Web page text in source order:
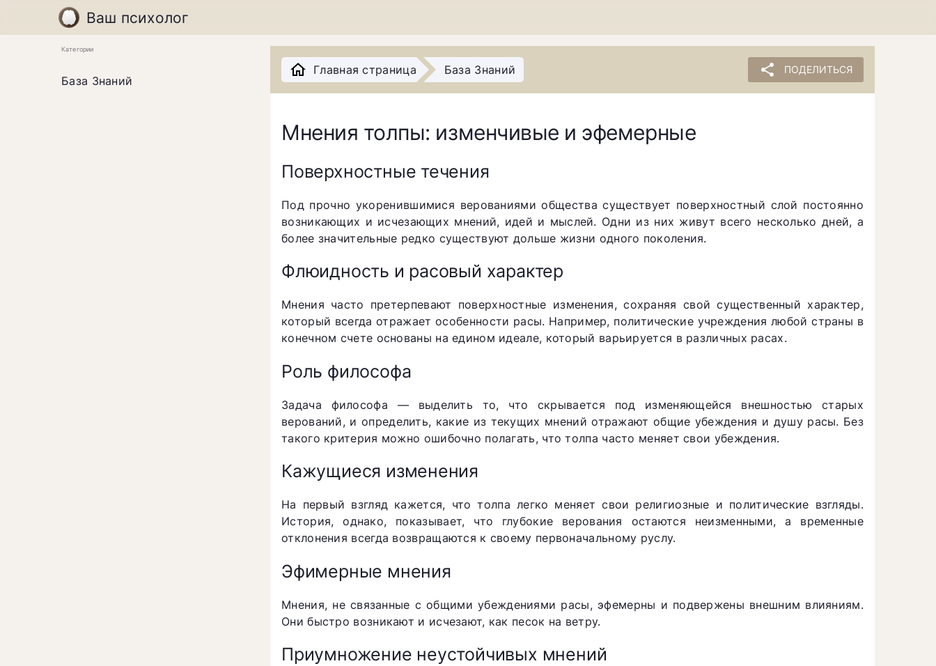
Ваш психолог
Категории
База Знаний
Главная страница База Знаний share ПОДЕЛИТЬСЯ
Мнения толпы: изменчивые и эфемерные
Поверхностные течения
Под прочно укоренившимися верованиями общества существует поверхностный слой постоянно
возникающих и исчезающих мнений, идей и мыслей. Одни из них живут всего несколько дней, а
более значительные редко существуют дольше жизни одного поколения.
Флюидность и расовый характер
Мнения часто претерпевают поверхностные изменения, сохраняя свой существенный характер,
который всегда отражает особенности расы. Например, политические учреждения любой страны в
конечном счете основаны на едином идеале, который варьируется в различных расах.
Роль философа
Задача философа — выделить то, что скрывается под изменяющейся внешностью старых
верований, и определить, какие из текущих мнений отражают общие убеждения и душу расы. Без
такого критерия можно ошибочно полагать, что толпа часто меняет свои убеждения.
Кажущиеся изменения
На первый взгляд кажется, что толпа легко меняет свои религиозные и политические взгляды.
История, однако, показывает, что глубокие верования остаются неизменными, а временные
отклонения всегда возвращаются к своему первоначальному руслу.
Эфимерные мнения
Мнения, не связанные с общими убеждениями расы, эфемерны и подвержены внешним влияниям.
Они быстро возникают и исчезают, как песок на ветру.
Приумножение неустойчивых мнений